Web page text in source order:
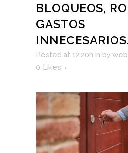
BLOQUEOS,
GASTOS
INNECESARIOS.
Posted at 12:20h in by
0 Likes